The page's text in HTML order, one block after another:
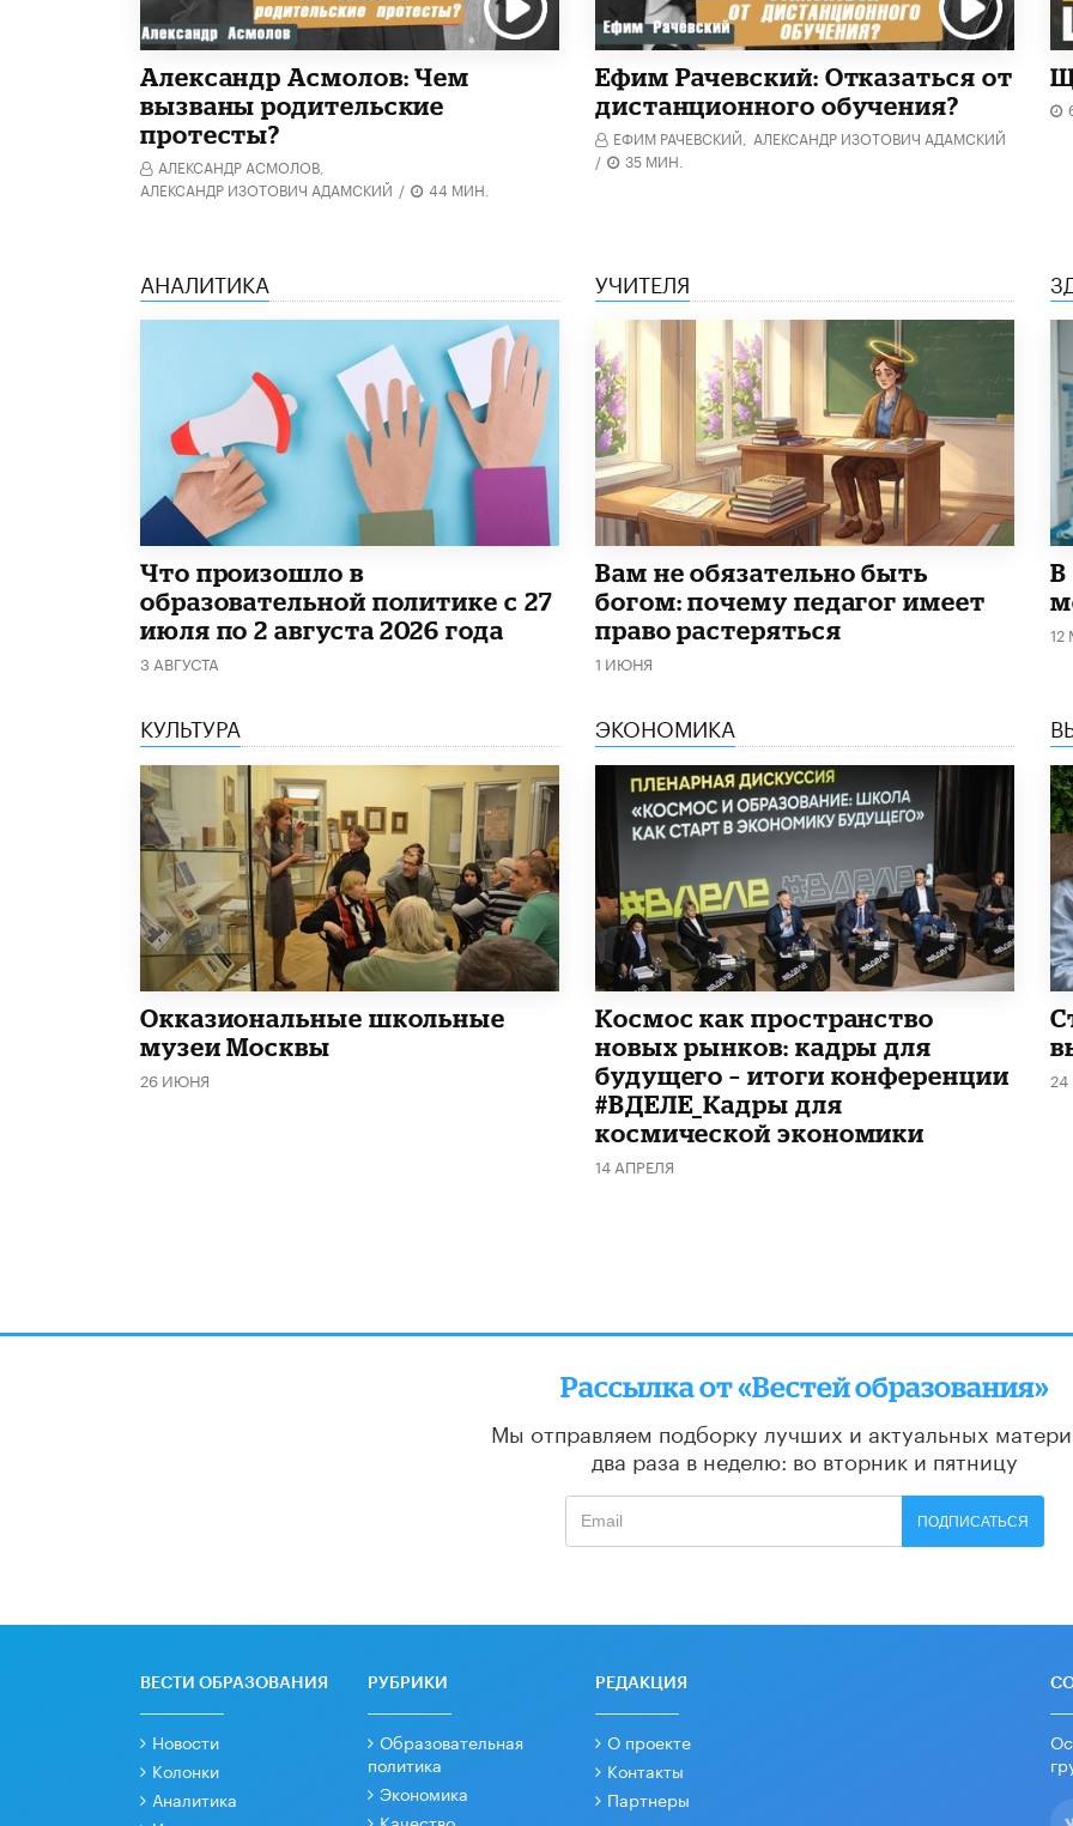
Александр Асмолов: Чем
вызваны родительские
протесты?
АЛЕКСАНДР АСМОЛОВ,
АЛЕКСАНДР ИЗОТОВИЧ АДАМСКИЙ / 44 МИН.
Ефим Рачевский: Отказаться от
дистанционного обучения?
ЕФИМ РАЧЕВСКИЙ, АЛЕКСАНДР ИЗОТОВИЧ АДАМСКИЙ
/
35 МИН.
АНАЛИТИКА
​Что произошло в
образовательной политике с 27
июля по 2 августа 2026 года
3 АВГУСТА
УЧИТЕЛЯ
​Вам не обязательно быть
богом: почему педагог имеет
право растеряться
1 ИЮНЯ
В
12
КУЛЬТУРА
​Окказиональные школьные
музеи Москвы
26 ИЮНЯ
ЭКОНОМИКА
Космос как пространство
новых рынков: кадры для
будущего – итоги конференции
#ВДЕЛЕ_Кадры для
космической экономики
14 АПРЕЛЯ
Рассылка от «Вестей образования»
Мы отправляем подборку лучших и актуальных
два раза в неделю: во вторник и пятницу
ПОДПИСАТЬСЯ
ВЕСТИ ОБРАЗОВАНИЯ
Новости
Колонки
Аналитика
РУБРИКИ
Образовательная
политика
Экономика
РЕДАКЦИЯ
О проекте
Контакты
Партнеры